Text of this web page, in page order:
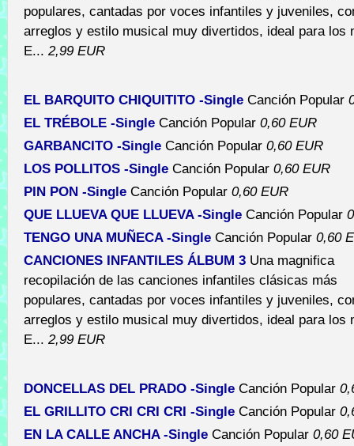
populares, cantadas por voces infantiles y juveniles,
arreglos y estilo musical muy divertidos, ideal para los
E... 2,99 EUR
EL BARQUITO CHIQUITITO -Single Canción Popular
EL TRÉBOLE -Single Canción Popular 0,60 EUR
GARBANCITO -Single Canción Popular 0,60 EUR
LOS POLLITOS -Single Canción Popular 0,60 EUR
PIN PON -Single Canción Popular 0,60 EUR
QUE LLUEVA QUE LLUEVA -Single Canción Popular
TENGO UNA MUÑECA -Single Canción Popular 0,60
CANCIONES INFANTILES ÁLBUM 3 Una magnifica
recopilación de las canciones infantiles clásicas más
populares, cantadas por voces infantiles y juveniles,
arreglos y estilo musical muy divertidos, ideal para los
E... 2,99 EUR
DONCELLAS DEL PRADO -Single Canción Popular
EL GRILLITO CRI CRI CRI -Single Canción Popular
EN LA CALLE ANCHA -Single Canción Popular 0,60